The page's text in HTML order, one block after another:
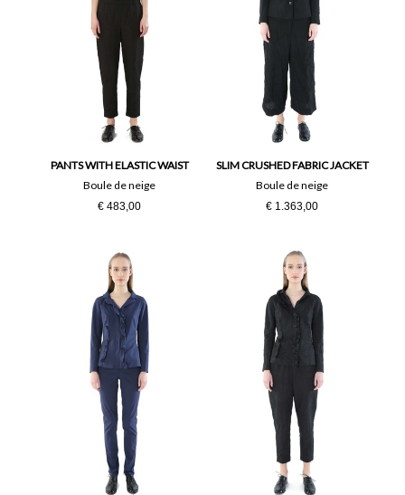
PANTS WITH ELASTIC WAIST
Boule de neige
€ 483,00
SLIM CRUSHED FABRIC JACKET
Boule de neige
€ 1.363,00